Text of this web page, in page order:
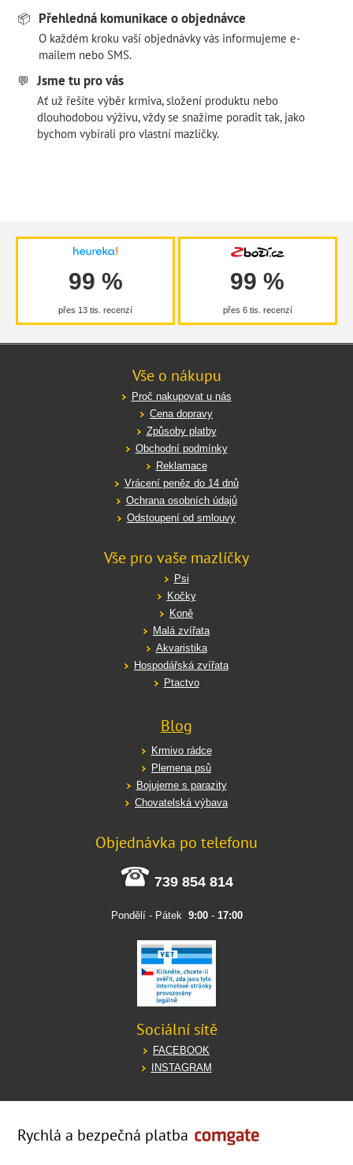
📦
Přehledná komunikace o objednávce
O každém kroku vaší objednávky vás informujeme e-
mailem nebo SMS.
💬
Jsme tu pro vás
Ať už řešíte výběr krmiva, složení produktu nebo
dlouhodobou výživu, vždy se snažíme poradit tak, jako
bychom vybírali pro vlastní mazlíčky.
99 %
přes 13 tis. recenzí
99 %
přes 6 tis. recenzí
Vše o nákupu
Proč nakupovat u nás
Cena dopravy
Způsoby platby
Obchodní podmínky
Reklamace
Vrácení peněz do 14 dnů
Ochrana osobních údajů
Odstoupení od smlouvy
Vše pro vaše mazlíčky
Psi
Kočky
Koně
Malá zvířata
Akvaristika
Hospodářská zvířata
Ptactvo
Blog
Krmivo rádce
Plemena psů
Bojujeme s parazity
Chovatelská výbava
Objednávka po telefonu
739 854 814
Pondělí - Pátek 9:00- 17:00
Sociální sítě
FACEBOOK
INSTAGRAM
Rychlá a bezpečná platba